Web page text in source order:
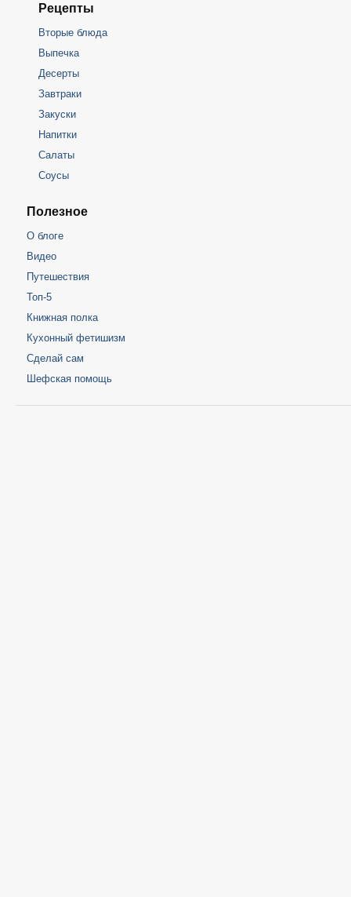
Рецепты
Вторые блюда
Выпечка
Десерты
Завтраки
Закуски
Напитки
Салаты
Соусы
Полезное
О блоге
Видео
Путешествия
Топ-5
Книжная полка
Кухонный фетишизм
Сделай сам
Шефская помощь